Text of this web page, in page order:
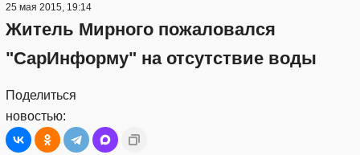
25 мая 2015, 19:14
Житель Мирного пожаловался
"СарИнформу" на отсутствие воды
Поделиться
новостью: